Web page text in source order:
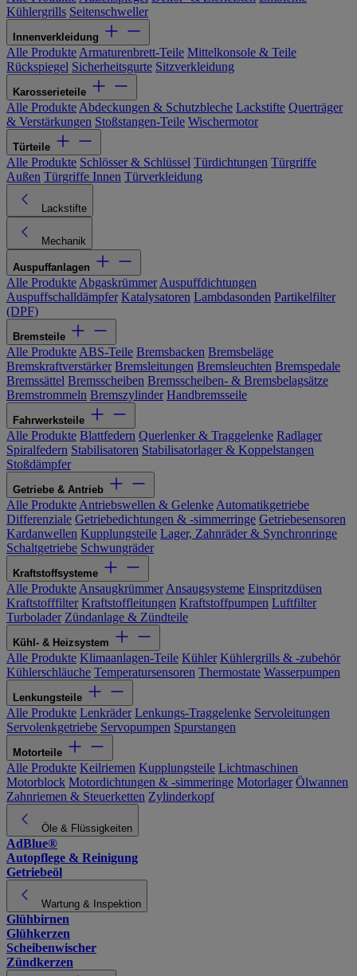
Kühlergrills Seitenschweller
Innenverkleidung
Alle Produkte Armaturenbrett-Teile Mittelkonsole & Teile
Rückspiegel Sicherheitsgurte Sitzverkleidung
Karosserieteile
Alle Produkte Abdeckungen & Schutzbleche Lackstifte Querträger
& Verstärkungen Stoßstangen-Teile Wischermotor
Türteile
Alle Produkte Schlösser & Schlüssel Türdichtungen Türgriffe
Außen Türgriffe Innen Türverkleidung
Lackstifte
Mechanik
Auspuffanlagen
Alle Produkte Abgaskrümmer Auspuffdichtungen
Auspuffschalldämpfer Katalysatoren Lambdasonden Partikelfilter
(DPF)
Bremsteile
Alle Produkte ABS-Teile Bremsbacken Bremsbeläge
Bremskraftverstärker Bremsleitungen Bremsleuchten Bremspedale
Bremssättel Bremsscheiben Bremsscheiben- & Bremsbelagsätze
Bremstrommeln Bremszylinder Handbremsseile
Fahrwerksteile
Alle Produkte Blattfedern Querlenker & Traggelenke Radlager
Spiralfedern Stabilisatoren Stabilisatorlager & Koppelstangen
Stoßdämpfer
Getriebe & Antrieb
Alle Produkte Antriebswellen & Gelenke Automatikgetriebe
Differenziale Getriebedichtungen & -simmerringe Getriebesensoren
Kardanwellen Kupplungsteile Lager, Zahnräder & Synchronringe
Schaltgetriebe Schwungräder
Kraftstoffsysteme
Alle Produkte Ansaugkrümmer Ansaugsysteme Einspritzdüsen
Kraftstofffilter Kraftstoffleitungen Kraftstoffpumpen Luftfilter
Turbolader Zündanlage & Zündteile
Kühl- & Heizsystem
Alle Produkte Klimaanlagen-Teile Kühler Kühlergrills & -zubehör
Kühlerschläuche Temperatursensoren Thermostate Wasserpumpen
Lenkungsteile
Alle Produkte Lenkräder Lenkungs-Traggelenke Servoleitungen
Servolenkgetriebe Servopumpen Spurstangen
Motorteile
Alle Produkte Keilriemen Kupplungsteile Lichtmaschinen
Motorblock Motordichtungen & -simmeringe Motorlager Ölwannen
Zahnriemen & Steuerketten Zylinderkopf
Öle & Flüssigkeiten
AdBlue®
Autopflege & Reinigung
Getriebeöl
Wartung & Inspektion
Glühbirnen
Glühkerzen
Scheibenwischer
Zündkerzen